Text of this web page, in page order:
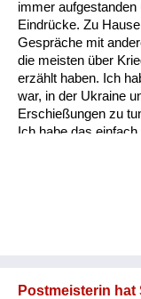
immer
Eindrücke. Zu
Gespräche mit
die meisten über
erzählt haben. Ich
war, in der Ukraine
Erschießungen zu
Ich habe das
über Kontinente
Postmeisterin hat